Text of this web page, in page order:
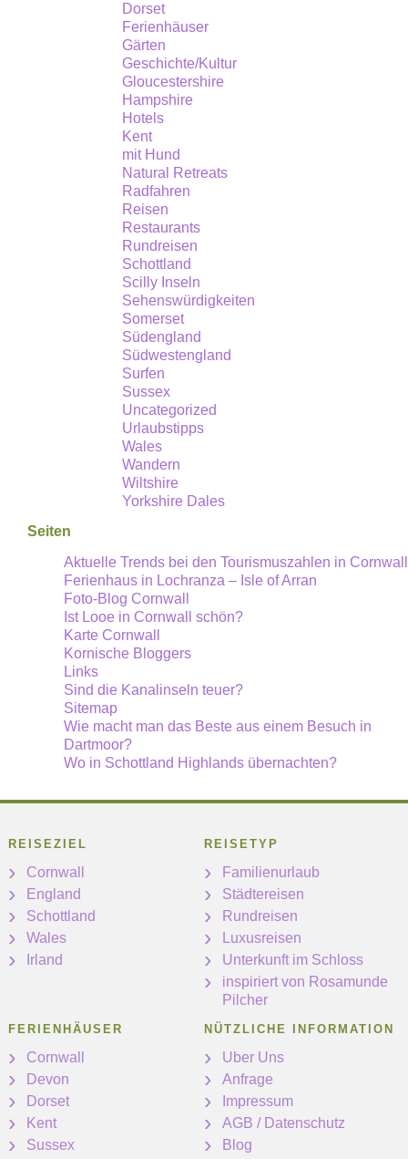
Dorset
Ferienhäuser
Gärten
Geschichte/Kultur
Gloucestershire
Hampshire
Hotels
Kent
mit Hund
Natural Retreats
Radfahren
Reisen
Restaurants
Rundreisen
Schottland
Scilly Inseln
Sehenswürdigkeiten
Somerset
Südengland
Südwestengland
Surfen
Sussex
Uncategorized
Urlaubstipps
Wales
Wandern
Wiltshire
Yorkshire Dales
Seiten
Aktuelle Trends bei den Tourismuszahlen in Cornwall
Ferienhaus in Lochranza – Isle of Arran
Foto-Blog Cornwall
Ist Looe in Cornwall schön?
Karte Cornwall
Kornische Bloggers
Links
Sind die Kanalinseln teuer?
Sitemap
Wie macht man das Beste aus einem Besuch in
Dartmoor?
Wo in Schottland Highlands übernachten?
REISEZIEL
Cornwall
England
Schottland
Wales
Irland
REISETYP
Familienurlaub
Städtereisen
Rundreisen
Luxusreisen
Unterkunft im Schloss
inspiriert von Rosamunde
Pilcher
FERIENHÄUSER
Cornwall
Devon
Dorset
Kent
Sussex
NÜTZLICHE INFORMATION
Uber Uns
Anfrage
Impressum
AGB / Datenschutz
Blog